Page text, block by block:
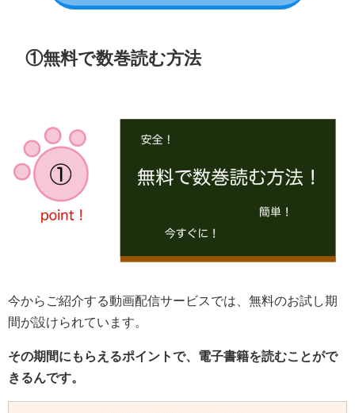
①無料で数巻読む方法
今からご紹介する動画配信サービスでは、無料のお試し期
間が設けられています。
その期間にもらえるポイントで、電子書籍を読むことがで
きるんです。